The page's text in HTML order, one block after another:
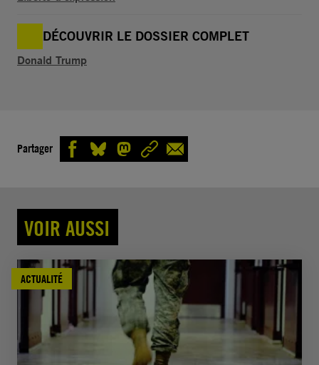
DÉCOUVRIR LE DOSSIER COMPLET
Donald Trump
Partager
VOIR AUSSI
ACTUALITÉ